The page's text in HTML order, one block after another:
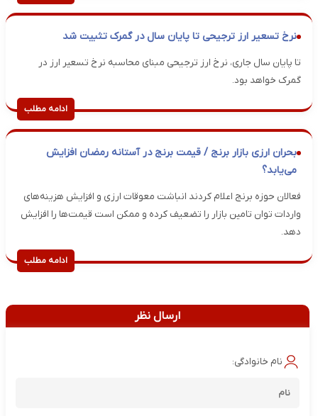
نرخ تسعیر ارز ترجیحی تا پایان سال در گمرک تثبیت شد
تا پایان سال جاری، نرخ ارز ترجیحی مبنای محاسبه نرخ تسعیر ارز در
گمرک خواهد بود.
ادامه مطلب
بحران ارزی بازار برنج / قیمت برنج در آستانه رمضان افزایش
می‌یابد؟
فعالان حوزه برنج اعلام کردند انباشت معوقات ارزی و افزایش هزینه‌های
واردات توان تامین بازار را تضعیف کرده و ممکن است قیمت‌ها را افزایش
دهد.
ادامه مطلب
ارسال نظر
نام خانوادگی: